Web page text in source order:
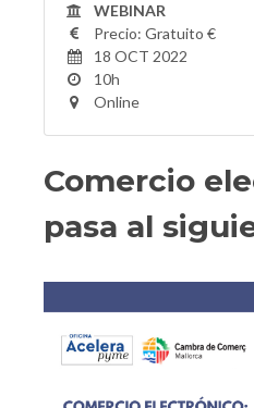
WEBINAR
Precio: Gratuito €
18 OCT 2022
10h
Online
Comercio
pasa al